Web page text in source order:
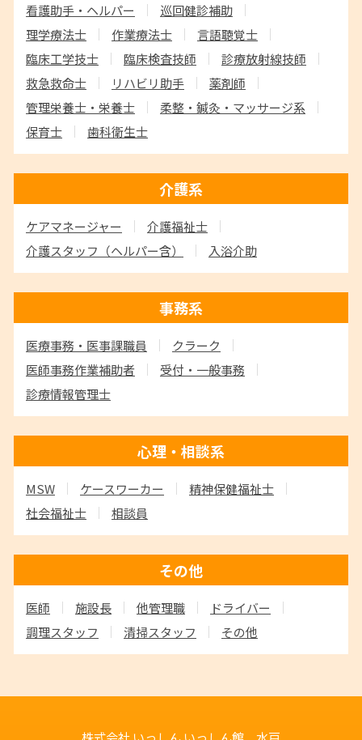
看護助手・ヘルパー
巡回健診補助
理学療法士
作業療法士
言語聴覚士
臨床工学技士
臨床検査技師
診療放射線技師
救急救命士
リハビリ助手
薬剤師
管理栄養士・栄養士
柔整・鍼灸・マッサージ系
保育士
歯科衛生士
介護系
ケアマネージャー
介護福祉士
介護スタッフ （ヘルパー含） 入浴介助
事務系
医療事務・医事課職員
クラーク
医師事務作業補助者
受付・一般事務
診療情報管理士
心理・相談系
MSW ケースワーカー
精神保健福祉士
社会福祉士
相談員
その他
医師 施設長 他管理職
ドライバー
調理スタッフ
清掃スタッフ その他